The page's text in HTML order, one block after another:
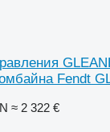
Fendt
≈ 2 322 €